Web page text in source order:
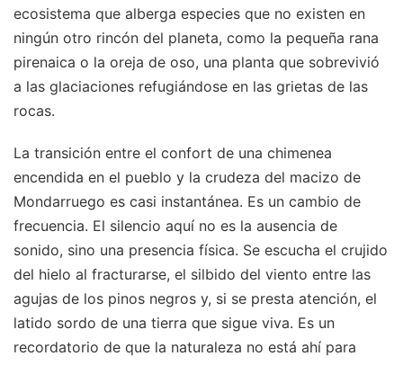
ecosistema que alberga especies que no existen en
ningún otro rincón del planeta, como la pequeña rana
pirenaica o la oreja de oso, una planta que sobrevivió
a las glaciaciones refugiándose en las grietas de las
rocas.
La transición entre el confort de una chimenea
encendida en el pueblo y la crudeza del macizo de
Mondarruego es casi instantánea. Es un cambio de
frecuencia. El silencio aquí no es la ausencia de
sonido, sino una presencia física. Se escucha el crujido
del hielo al fracturarse, el silbido del viento entre las
agujas de los pinos negros y, si se presta atención, el
latido sordo de una tierra que sigue viva. Es un
recordatorio de que la naturaleza no está ahí para